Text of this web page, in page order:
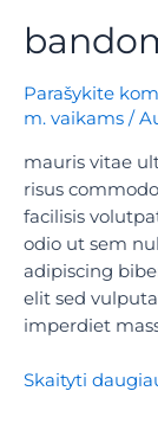
Parašykite
m. vaikams /
mauris vitae
risus
facilisis
odio ut sem
adipiscing
elit sed
imperdiet
Skaityti